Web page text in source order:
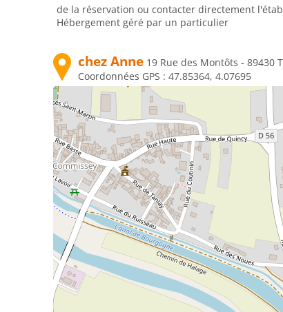
de la réservation ou contacter directement
Hébergement géré par un particulier
chez Anne 19 Rue des Montôts - 89430
Coordonnées GPS : 47.85364, 4.07695